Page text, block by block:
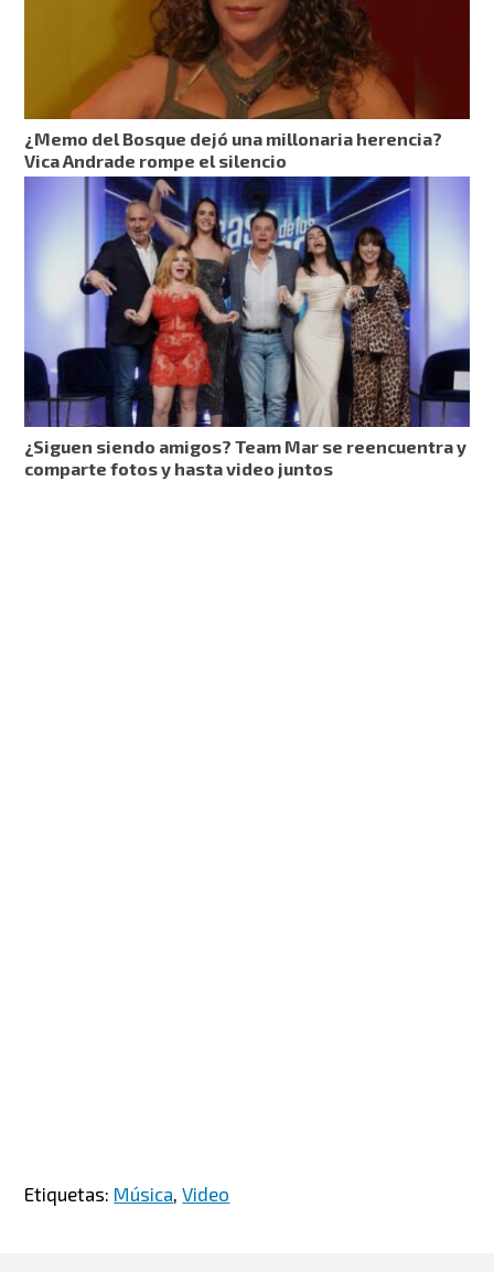
¿Memo del Bosque dejó una millonaria herencia?
Vica Andrade rompe el silencio
¿Siguen siendo amigos? Team Mar se reencuentra y
comparte fotos y hasta video juntos
Etiquetas: Música,Video